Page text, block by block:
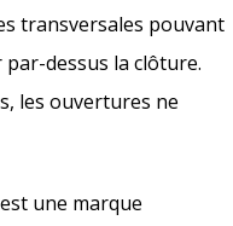
transversales pouvant
dessus la clôture.
les ouvertures ne
une marque